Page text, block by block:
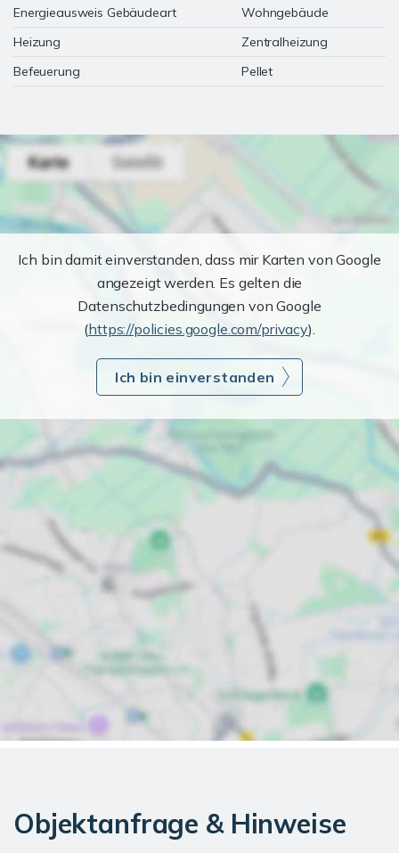
Energieausweis Gebäudeart
Wohngebäude
Heizung
Zentralheizung
Befeuerung
Pellet
Ich bin damit einverstanden, dass mir Karten von Google
angezeigt werden. Es gelten die
Datenschutzbedingungen von Google
(https://policies.google.com/privacy).
Ich bin einverstanden
Objektanfrage & Hinweise